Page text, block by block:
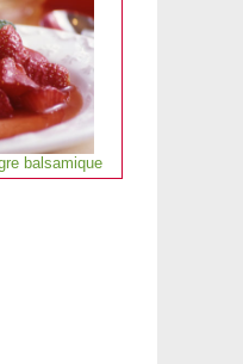
balsamique